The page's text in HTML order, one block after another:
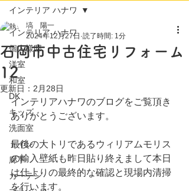
インテリア ハナワ
個人様邸
洋室
和室
DK
キッズ
洗面室
トイレ
廊下
カーテン
インテリア ハナワ
石岡市中古住宅リフォーム
12
塙 陽一
2024年12月27日 読了時間: 1分
更新日： 2月28日
インテリアハナワのブログをご覧頂き
ありがとうございます。
最後の大トリであるウィリアムモリス
の輸入壁紙も昨日貼り終えまして本日
は仕上りの最終的な確認と現場内清掃
を行います。